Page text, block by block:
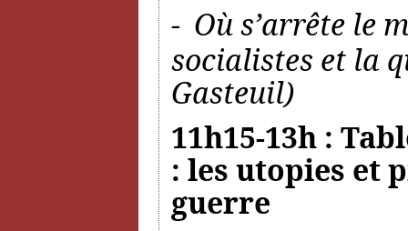
- Où s’arrête le
socialistes et la
Gasteuil)
11h15-13h :
: les utopies et
guerre